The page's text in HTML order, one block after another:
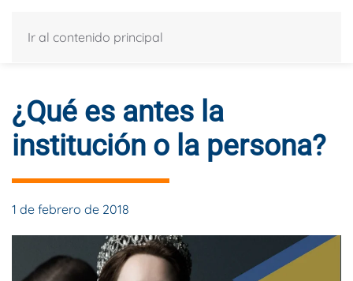
Ir al contenido principal
¿Qué es antes la
institución o la persona?
1 de febrero de 2018